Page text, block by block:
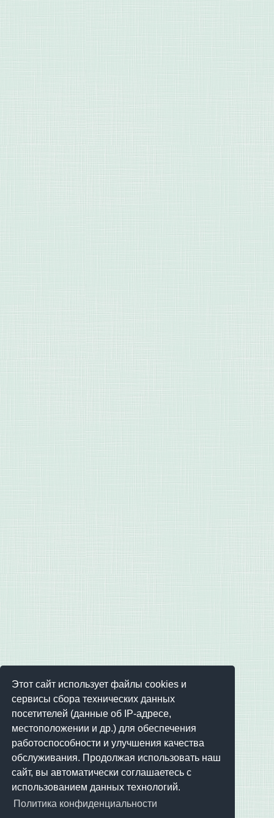
Этот сайт использует файлы cookies и
сервисы сбора технических данных
посетителей (данные об IP-адресе,
местоположении и др.) для обеспечения
работоспособности и улучшения качества
обслуживания. Продолжая использовать наш
сайт, вы автоматически соглашаетесь с
использованием данных технологий.
Политика конфиденциальности